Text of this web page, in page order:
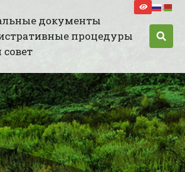
документы
процедуры